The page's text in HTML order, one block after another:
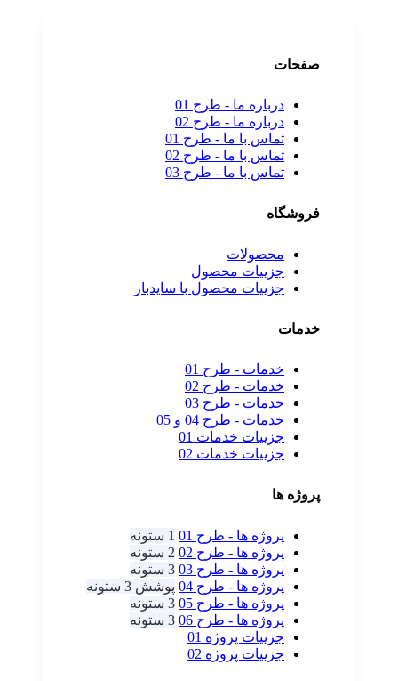
صفحات
درباره ما - طرح 01
درباره ما - طرح 02
تماس با ما - طرح 01
تماس با ما - طرح 02
تماس با ما - طرح 03
فروشگاه
محصولات
جزییات محصول
جزییات محصول با سایدبار
خدمات
خدمات - طرح 01
خدمات - طرح 02
خدمات - طرح 03
خدمات - طرح 04 و 05
جزییات خدمات 01
جزییات خدمات 02
پروژه ها
پروژه ها - طرح 01
1 ستونه
پروژه ها - طرح 02
2 ستونه
پروژه ها - طرح 03
3 ستونه
پروژه ها - طرح 04
پوشش 3 ستونه
پروژه ها - طرح 05
3 ستونه
پروژه ها - طرح 06
3 ستونه
جزییات پروژه 01
جزییات پروژه 02